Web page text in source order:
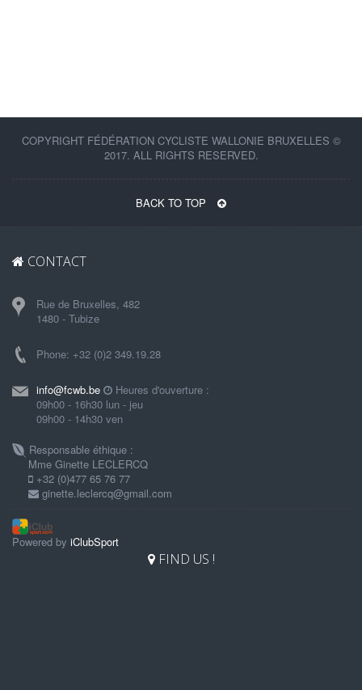
COPYRIGHT FÉDÉRATION CYCLISTE WALLONIE BRUXELLES ©
2017. ALL RIGHTS RESERVED.
BACK TO TOP
CONTACT
Rue de Bruxelles, 482
1480 - Tubize
Phone: +32 (0)2 349.19.28
info@fcwb.be
Heures d'ouverture :
09h00 - 16h30 lun - jeu
09h00 - 14h30 ven
Responsable éthique :
Mme Ginette LECLERCQ
+32 (0)477 65 76 77
ginette.leclercq@gmail.com
Powered by iClubSport
FIND US !